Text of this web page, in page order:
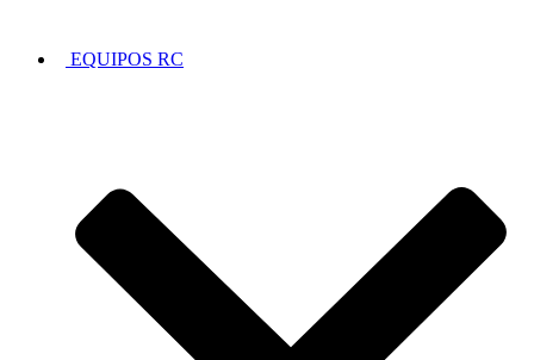
EQUIPOS RC